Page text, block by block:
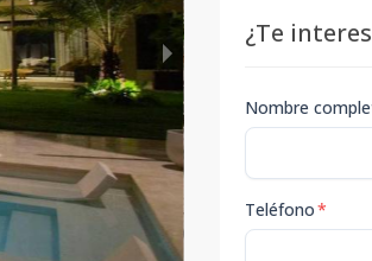
¿Te
Nombre
Teléfono*